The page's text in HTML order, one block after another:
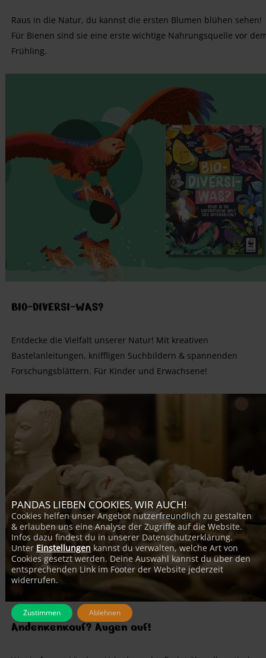
Raus in die Natur, du kannst die ersten Blumen blühen sehen!
Für Bienen sind sie eine erste wichtige Nahrungsquelle vor
Frühling.
BIO-DIVERSI-WAS?
Entdecke die Vielfalt unserer Natur! Mit kreativen
Bastelanleitungen, kniffligen Suchbildern & spannenden
Forschungsblättern. Für Kinder und Erwachsene!
Andenkenkauf? Augen auf!
PANDAS LIEBEN COOKIES, WIR AUCH!
Cookies helfen unser Angebot nutzerfreundlich zu gestalten
& erlauben uns eine Analyse der Zugriffe auf die Website.
Infos dazu findest du in unserer Datenschutzerklärung.
Unter Einstellungen kannst du verwalten, welche Art von
Cookies gesetzt werden. Deine Auswahl kannst du über den
entsprechenden Link im Footer der Website jederzeit
widerrufen.
Zustimmen Ablehnen